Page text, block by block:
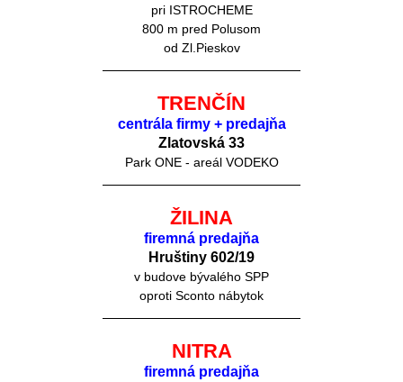
pri ISTROCHEME
800 m pred Polusom
od Zl.Pieskov
TRENČÍN
centrála firmy + predajňa
Zlatovská 33
Park ONE - areál VODEKO
ŽILINA
firemná predajňa
Hruštiny 602/19
v budove bývalého SPP
oproti Sconto nábytok
NITRA
firemná predajňa